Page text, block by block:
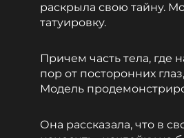
раскрыла свою тайну.
татуировку.
Причем часть тела, где
пор от посторонних
Модель
Она рассказала, что в